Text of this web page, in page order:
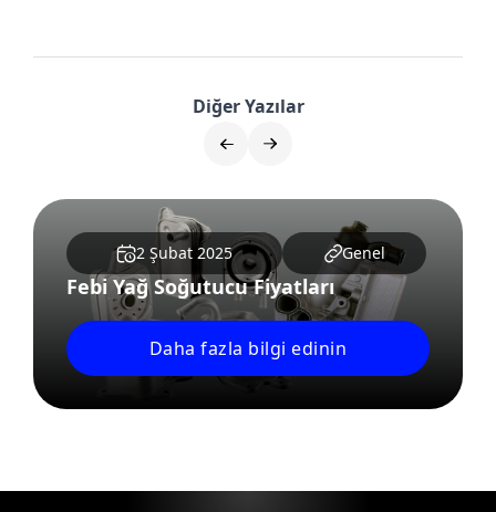
Diğer Yazılar
2 Şubat 2025 Genel
Febi Yağ Soğutucu Fiyatları
Daha fazla bilgi edinin